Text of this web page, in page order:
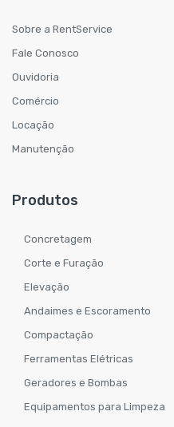
Sobre a RentService
Fale Conosco
Ouvidoria
Comércio
Locação
Manutenção
Produtos
Concretagem
Corte e Furação
Elevação
Andaimes e Escoramento
Compactação
Ferramentas Elétricas
Geradores e Bombas
Equipamentos para Limpeza